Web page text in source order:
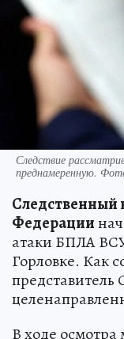
Следствие
преднамеренную.
Следственный
Федерации
атаки БПЛА
Горловке. Как
В ходе